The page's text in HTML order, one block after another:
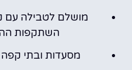
מושלם לטבילה עם
השתקפות
מסעדות ובתי